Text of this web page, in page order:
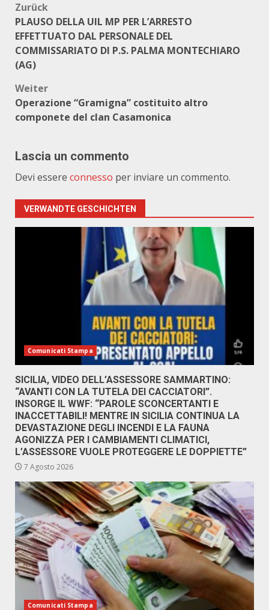
Beitragsnavigation
Zurück
PLAUSO DELLA UIL MP PER L’ARRESTO
EFFETTUATO DAL PERSONALE DEL
COMMISSARIATO DI P.S. PALMA MONTECHIARO
(AG)
Weiter
Operazione “Gramigna” costituito altro
componete del clan Casamonica
Lascia un commento
Devi essere connesso per inviare un commento.
VERWANDTE GESCHICHTEN
Comunicati Stampa
SICILIA, VIDEO DELL’ASSESSORE SAMMARTINO:
“AVANTI CON LA TUTELA DEI CACCIATORI”.
INSORGE IL WWF: “PAROLE SCONCERTANTI E
INACCETTABILI! MENTRE IN SICILIA CONTINUA LA
DEVASTAZIONE DEGLI INCENDI E LA FAUNA
AGONIZZA PER I CAMBIAMENTI CLIMATICI,
L’ASSESSORE VUOLE PROTEGGERE LE DOPPIETTE”
7 Agosto 2026
Comunicati Stampa